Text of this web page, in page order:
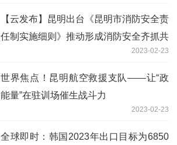
【云发布】昆明出台《昆明市消防安全责
任制实施细则》推动形成消防安全齐抓共
2023-02-23
世界焦点！昆明航空救援支队——让“政
能量”在驻训场催生战斗力
2023-02-23
全球即时：韩国2023年出口目标为6850